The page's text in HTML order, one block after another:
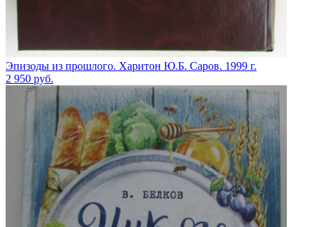
Эпизоды из прошлого. Харитон Ю.Б. Саров. 1999 г.
2 950 руб.